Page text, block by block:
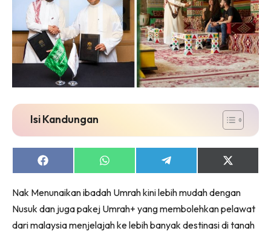
Isi Kandungan
Share
on
Share
on
Share
on
Share
on
(Twitter)
Nak Menunaikan ibadah Umrah kini lebih mudah dengan
Nusuk dan juga pakej Umrah+ yang membolehkan pelawat
dari malaysia menjelajah ke lebih banyak destinasi di tanah